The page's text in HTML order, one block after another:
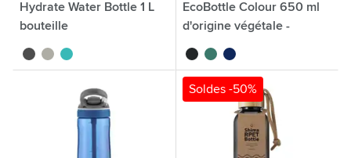
Hydrate Water Bottle 1 L
bouteille
noir gris bleu
EcoBottle Colour 650 ml
d'origine végétale -
noir vert bleu marine
Soldes -50%